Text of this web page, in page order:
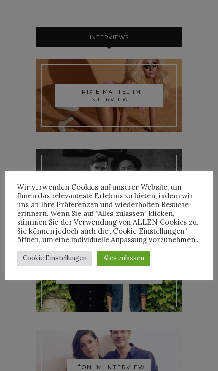
INTERVIEWS
TRIXIE MATTEL IM
INTERVIEW
WOODKID IM INTERVIEW
LÉON IM INTERVIEW
Wir verwenden Cookies auf unserer Website, um
Ihnen das relevanteste Erlebnis zu bieten, indem wir
uns an Ihre Präferenzen und wiederholten Besuche
erinnern. Wenn Sie auf "Alles zulassen“ klicken,
stimmen Sie der Verwendung von ALLEN Cookies zu.
Sie können jedoch auch die „Cookie Einstellungen“
öffnen, um eine individuelle Anpassung vorzunehmen..
Cookie Einstellungen Alles zulassen